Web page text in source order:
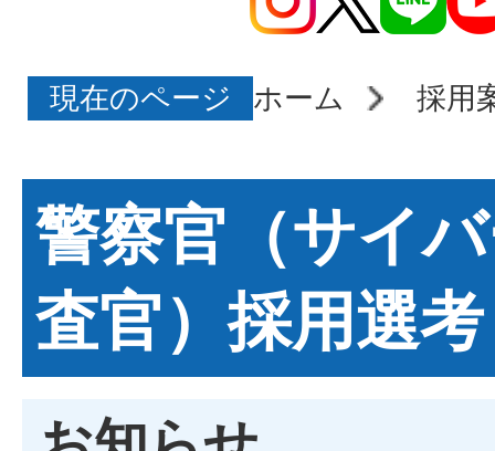
現在のページ ホーム 採用
警察官（サイ
査官）採用選考